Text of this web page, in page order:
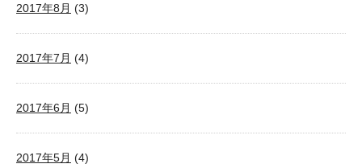
2017年8月 (3)
2017年7月 (4)
2017年6月 (5)
2017年5月 (4)